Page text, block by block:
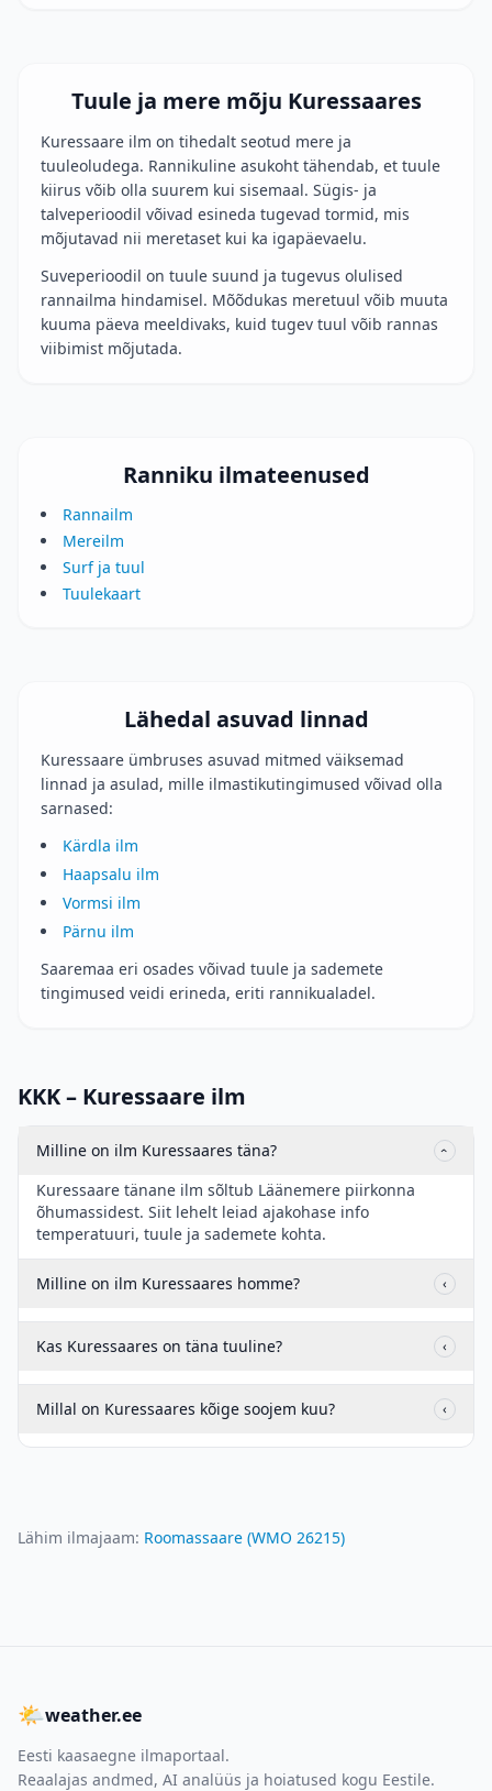
Tuule ja mere mõju Kuressaares
Kuressaare ilm on tihedalt seotud mere ja
tuuleoludega. Rannikuline asukoht tähendab, et tuule
kiirus võib olla suurem kui sisemaal. Sügis- ja
talveperioodil võivad esineda tugevad tormid, mis
mõjutavad nii meretaset kui ka igapäevaelu.
Suveperioodil on tuule suund ja tugevus olulised
rannailma hindamisel. Mõõdukas meretuul võib muuta
kuuma päeva meeldivaks, kuid tugev tuul võib rannas
viibimist mõjutada.
Ranniku ilmateenused
Rannailm
Mereilm
Surf ja tuul
Tuulekaart
Lähedal asuvad linnad
Kuressaare ümbruses asuvad mitmed väiksemad
linnad ja asulad, mille ilmastikutingimused võivad olla
sarnased:
Kärdla ilm
Haapsalu ilm
Vormsi ilm
Pärnu ilm
Saaremaa eri osades võivad tuule ja sademete
tingimused veidi erineda, eriti rannikualadel.
KKK – Kuressaare ilm
Milline on ilm Kuressaares täna? ‹
Kuressaare tänane ilm sõltub Läänemere piirkonna
õhumassidest. Siit lehelt leiad ajakohase info
temperatuuri, tuule ja sademete kohta.
Milline on ilm Kuressaares homme? ‹
Kas Kuressaares on täna tuuline? ‹
Millal on Kuressaares kõige soojem kuu? ‹
Lähim ilmajaam: Roomassaare (WMO 26215)
🌤weather.ee
Eesti kaasaegne ilmaportaal.
Reaalajas andmed, AI analüüs ja hoiatused kogu Eestile.